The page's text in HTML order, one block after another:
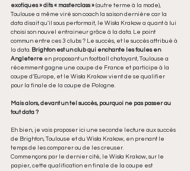
exotiques » dits « masterclass » (autre terme à la mode),
Toulouse a même viré son coach la saison dernière car la
data disait qu’il sous performait, le Wisła Krakow a quant à lui
choisi son nouvel entraineur grâce à la data. Le point
commun entre ces 3 clubs ? Le succès, et le succès attribué à
la data. Brighton est un club qui enchante les foules en
Angleterre en proposant un football chatoyant, Toulouse a
récemment gagne une coupe de France et participe à la
coupe d’Europe, et le Wisła Krakow vient de se qualifier
pour la finale de la coupe de Pologne.
Mais alors, devant un tel succès, pourquoi ne pas passer au
tout data ?
Eh bien, je vais proposer ici une seconde lecture aux succès
de Brighton, Toulouse et du Wisła Krakow, en prenant le
temps de les comparer ou de les creuser.
Commençons par le dernier cité, le Wisła Krakow, sur le
papier, cette qualification en finale de la coupe est